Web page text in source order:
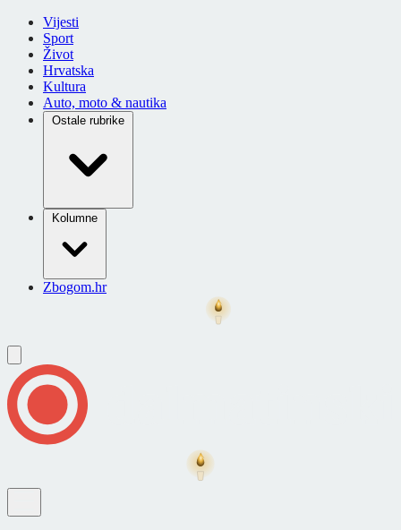
Vijesti
Sport
Život
Hrvatska
Kultura
Auto, moto & nautika
Ostale rubrike
Kolumne
Zbogom.hr